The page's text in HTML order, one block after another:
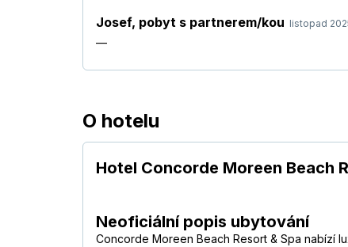
Josef, pobyt s partnerem/kou listopad
—
O hotelu
Hotel Concorde Moreen Beach
Neoficiální popis ubytování
Concorde Moreen Beach Resort & Spa nabízí